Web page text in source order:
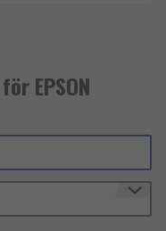
EPSON